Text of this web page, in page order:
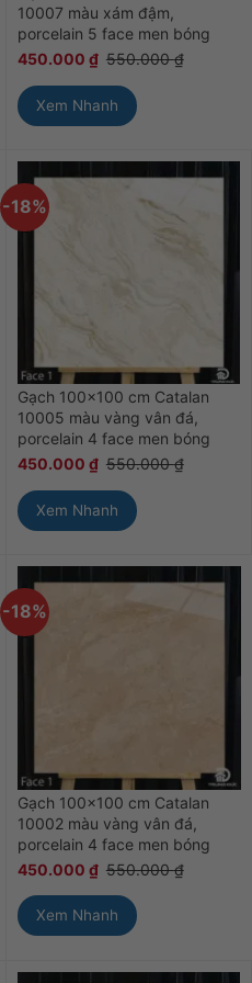
10007 màu xám đậm,
porcelain 5 face men bóng
450.000 ₫ 550.000₫
Xem Nhanh
-18%
Gạch 100×100 cm Catalan
10005 màu vàng vân đá,
porcelain 4 face men bóng
450.000 ₫ 550.000₫
Xem Nhanh
-18%
Gạch 100×100 cm Catalan
10002 màu vàng vân đá,
porcelain 4 face men bóng
450.000 ₫ 550.000₫
Xem Nhanh